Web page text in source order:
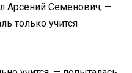
Арсений Семенович, —
только учится